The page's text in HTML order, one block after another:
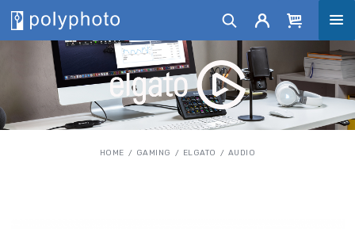
HOME GAMING ELGATO AUDIO